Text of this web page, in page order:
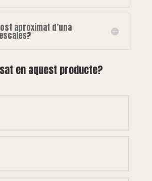
aproximat d’una
en aquest producte?